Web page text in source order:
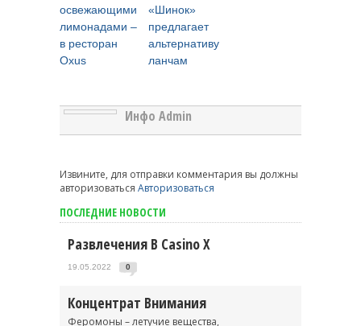
освежающими
лимонадами –
в ресторан
Oxus
«Шинок»
предлагает
альтернативу
ланчам
Инфо Admin
Извините, для отправки комментария вы должны
авторизоваться Авторизоваться
ПОСЛЕДНИЕ НОВОСТИ
Развлечения В Casino X
19.05.2022 0
Концентрат Внимания
Феромоны – летучие вещества,